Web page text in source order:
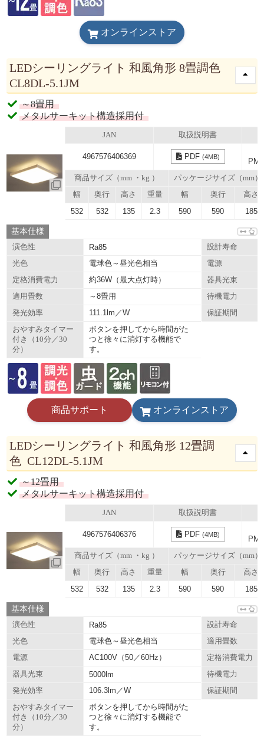
オンラインストア
LEDシーリングライト 和風角形 8畳調色
CL8DL-5.1JM
～8畳用
メタルサーキット構造採用付
JAN 取扱説明書
4967576406369 PDF (4MB)
商品サイズ（mm ・kg ）
パッケージサイズ（mm）
幅
奥行 高さ 重量 幅 奥行 高さ
532 532 135 2.3 590 590 185
基本仕様
演色性 Ra85
設計寿命
光色
電球色～昼光色相当
電源
定格消費電力
約36W（最大点灯時）
器具光束
適用畳数
～8畳用
待機電力
発光効率
111.1lm／W
保証期間
おやすみタイマー
付き（10分／30
分）
ボタンを押してから時間がた
つと徐々に消灯する機能で
す。
商品サポート オンラインストア
LEDシーリングライト 和風角形 12畳調
色 CL12DL-5.1JM
～12畳用
メタルサーキット構造採用付
JAN 取扱説明書
4967576406376 PDF (4MB)
商品サイズ（mm ・kg ）
パッケージサイズ（mm）
幅
奥行 高さ 重量 幅 奥行 高さ
532 532 135 2.3 590 590 185
基本仕様
演色性 Ra85
設計寿命
光色
電球色～昼光色相当
適用畳数
電源
AC100V（50／60Hz）
定格消費電力
器具光束
5000lm
待機電力
発光効率
106.3lm／W
保証期間
おやすみタイマー
付き（10分／30
分）
ボタンを押してから時間がた
つと徐々に消灯する機能で
す。